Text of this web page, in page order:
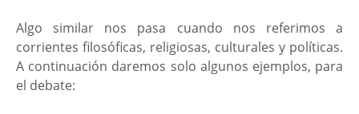
Algo similar nos pasa cuando nos referimos a
corrientes filosóficas, religiosas, culturales y políticas.
A continuación daremos solo algunos ejemplos, para
el debate: